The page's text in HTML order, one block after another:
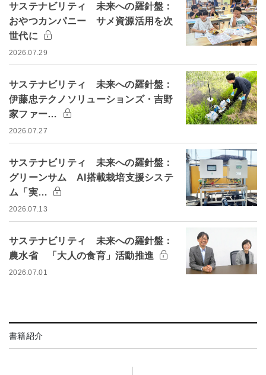
サステナビリティ 未来への羅針盤：
おやつカンパニー サメ資源活用を次
世代に
2026.07.29
サステナビリティ 未来への羅針盤：
伊藤忠テクノソリューションズ・吉野
家ファー…
2026.07.27
サステナビリティ 未来への羅針盤：
グリーンサム AI搭載栽培支援システ
ム「実…
2026.07.13
サステナビリティ 未来への羅針盤：
農水省 「大人の食育」活動推進
2026.07.01
書籍紹介